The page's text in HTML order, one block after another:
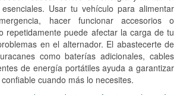
Usar tu vehículo para alimentar
hacer funcionar accesorios o
repetidamente puede afectar la carga de tu
en el alternador. El abastecerte de
como baterías adicionales, cables
de energía portátiles ayuda a garantizar
cuando más lo necesites.
Supplies
más
adicionales